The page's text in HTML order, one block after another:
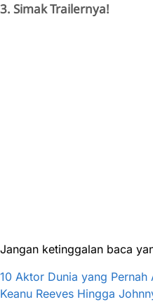
3. Simak Trailernya!
Jangan ketinggalan baca
10 Aktor Dunia yang
Keanu Reeves Hingga